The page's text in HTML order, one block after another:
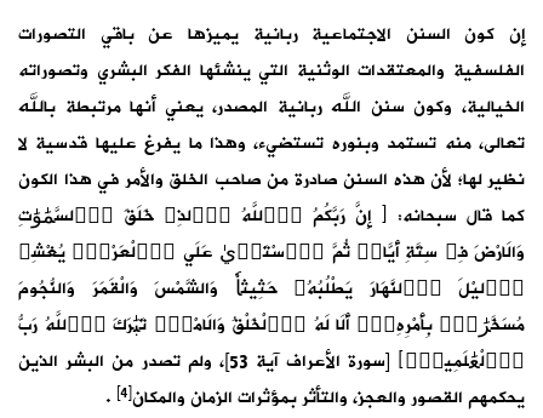
إن كون السنن الاجتماعية ربانية يميزها عن باقي التصورات
الفلسفية والمعتقدات الوثنية التي ينشئها الفكر البشري وتصوراته
الخيالية، وكون سنن الله ربانية المصدر، يعني أنها مرتبطة بالله
تعالى، منه تستمد وبنوره تستضيء، وهذا ما يفرغ عليها قدسية لا
نظير لها؛ لأن هذه السنن صادرة من صاحب الخلق والأمر في هذا الكون
كما قال سبحانه: ﴿ إِنَّ رَبَّكُمُ اُ۬للَّهُ اُ۬لذِے خَلَقَ اَ۬لسَّمَٰوَٰتِ
وَالَارْضَ فِے سِتَّةِ أَيَّامٖ ثُمَّ اَ۪سْتَو۪يٰ عَلَي اَ۬لْعَرْشِۖ يُغْشِے
اِ۬ليْلَ اَ۬لنَّهَارَ يَطْلُبُهُۥ حَثِيثاٗ وَالشَّمْسَ وَالْقَمَرَ وَالنُّجُومَ
مُسَخَّرَٰتِۢ بِأَمْرِهِۦٓۖ أَلَا لَهُ اُ۬لْخَلْقُ وَالَامْرُۖ تَبَٰرَكَ اَ۬للَّهُ رَبُّ
اُ۬لْعَٰلَمِينَۖ﴾ [سورة الأعراف آية 53]، ولم تصدر من البشر الذين
يحكمهم القصور والعجز، والتأثر بمؤثرات الزمان والمكان[4]
.